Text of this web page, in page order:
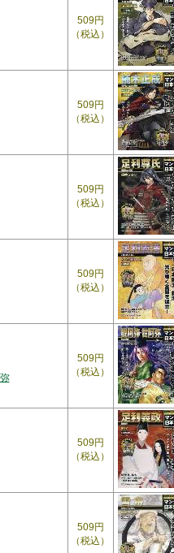
509円
（税込）
509円
（税込）
509円
（税込）
509円
（税込）
509円
（税込）
509円
（税込）
509円
（税込）